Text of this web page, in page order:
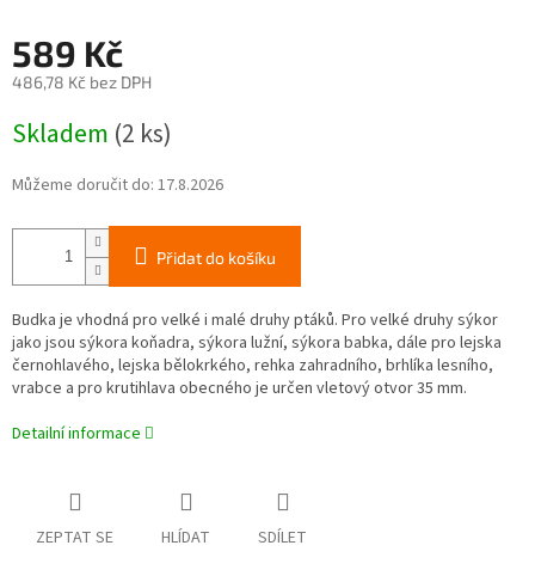
589 Kč
486,78 Kč bez DPH
cena:
Skladem (2 ks)
Můžeme doručit do: 17.8.2026
Přidat do košíku
Budka je vhodná pro velké i malé druhy ptáků. Pro velké druhy sýkor
jako jsou sýkora koňadra, sýkora lužní, sýkora babka, dále pro lejska
černohlavého, lejska bělokrkého, rehka zahradního, brhlíka lesního,
vrabce a pro krutihlava obecného je určen vletový otvor 35 mm.
Detailní informace
ZEPTAT SE HLÍDAT SDÍLET